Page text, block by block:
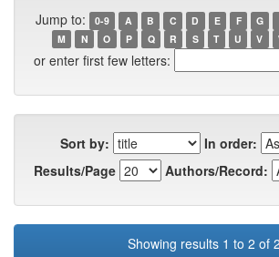
Jump to: 0-9 A B C D E F G
M
N O P Q R S T U V
or enter first few letters:
Sort by:
In order:
Results/Page
Authors/Record:
Showing results 1 to 2 of 2